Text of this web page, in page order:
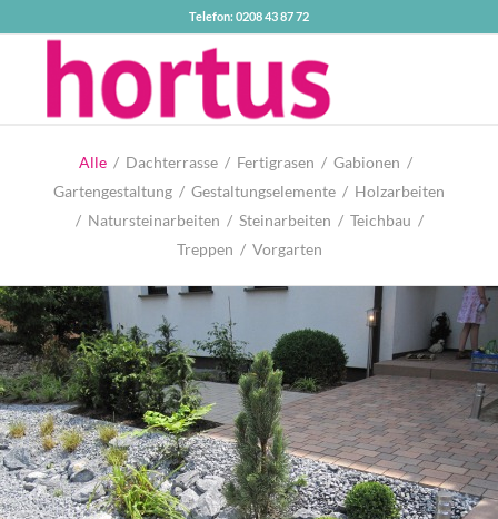
Telefon: 0208 43 87 72
Alle / Dachterrasse / Fertigrasen / Gabionen /
Gartengestaltung / Gestaltungselemente / Holzarbeiten
/ Natursteinarbeiten / Steinarbeiten / Teichbau /
Treppen / Vorgarten